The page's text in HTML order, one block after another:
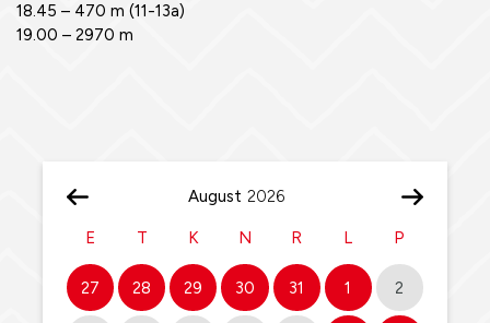
August
E T K N R L P
27 28 29 30 31 1 2
18.45 – 470 m (11-13a)
19.00 – 2970 m